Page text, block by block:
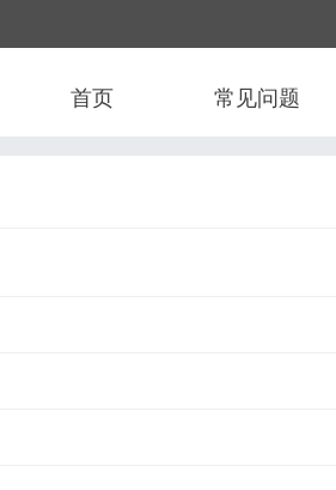
首页 常见问题